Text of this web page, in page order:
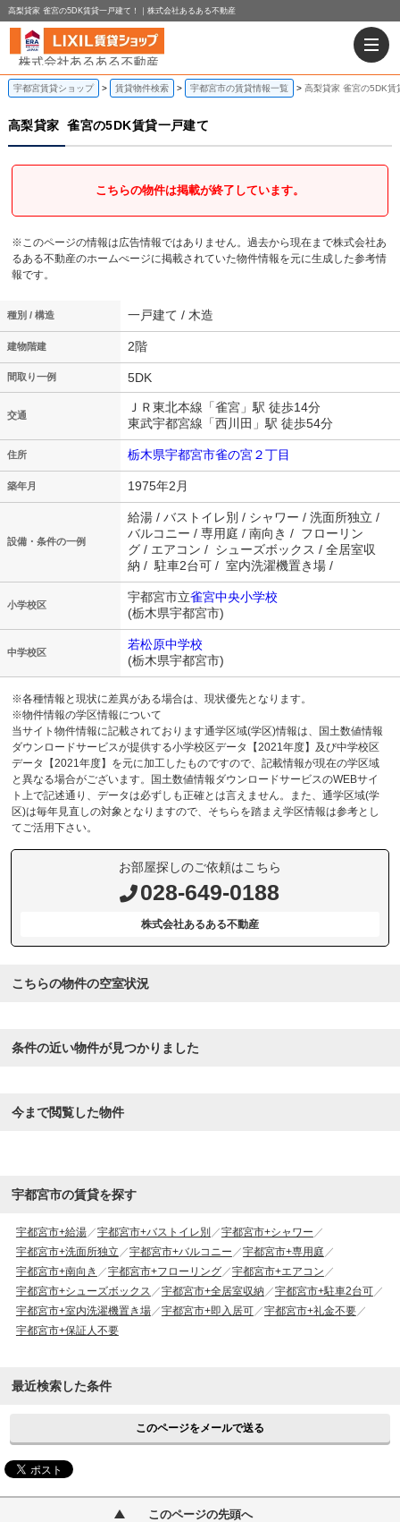
高梨貸家 雀宮の5DK賃貸一戸建て！｜株式会社あるある不動産
宇都宮賃貸ショップ 賃貸物件検索 宇都宮市の賃貸情報一覧 高梨貸家 雀宮の5DK賃
高梨貸家 雀宮の5DK賃貸一戸建て
こちらの物件は掲載が終了しています。
※このページの情報は広告情報ではありません。過去から現在まで株式会社あ
るある不動産のホームぺージに掲載されていた物件情報を元に生成した参考情
報です。
種別 / 構造 一戸建て / 木造
建物階建 2階
間取り一例 5DK
交通
ＪＲ東北本線「雀宮」駅 徒歩14分
東武宇都宮線「西川田」駅 徒歩54分
住所 栃木県宇都宮市雀の宮２丁目
築年月 1975年2月
設備・条件の一例
給湯 / バストイレ別 / シャワー / 洗面所独立 /
バルコニー / 専用庭 / 南向き / フローリン
グ / エアコン / シューズボックス / 全居室収
納 / 駐車2台可 / 室内洗濯機置き場 /
小学校区
宇都宮市立雀宮中央小学校
(栃木県宇都宮市)
中学校区
若松原中学校
(栃木県宇都宮市)
※各種情報と現状に差異がある場合は、現状優先となります。
※物件情報の学区情報について
当サイト物件情報に記載されております通学区域(学区)情報は、国土数値情報
ダウンロードサービスが提供する小学校区データ【2021年度】及び中学校区
データ【2021年度】を元に加工したものですので、記載情報が現在の学区域
と異なる場合がございます。国土数値情報ダウンロードサービスのWEBサイ
ト上で記述通り、データは必ずしも正確とは言えません。また、通学区域(学
区)は毎年見直しの対象となりますので、そちらを踏まえ学区情報は参考とし
てご活用下さい。
お部屋探しのご依頼はこちら
028-649-0188
株式会社あるある不動産
こちらの物件の空室状況
条件の近い物件が見つかりました
今まで閲覧した物件
宇都宮市の賃貸を探す
宇都宮市+給湯 宇都宮市+バストイレ別
宇都宮市+シャワー
宇都宮市+洗面所独立
宇都宮市+バルコニー
宇都宮市+専用庭
宇都宮市+南向き
宇都宮市+フローリング
宇都宮市+エアコン
宇都宮市+シューズボックス
宇都宮市+全居室収納
宇都宮市+駐車2台可
宇都宮市+室内洗濯機置き場
宇都宮市+即入居可
宇都宮市+礼金不要
宇都宮市+保証人不要
最近検索した条件
このページをメールで送る
このページの先頭へ